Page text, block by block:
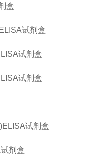
盒
ELISA试剂盒
试剂盒
试剂盒
试剂盒
试剂盒